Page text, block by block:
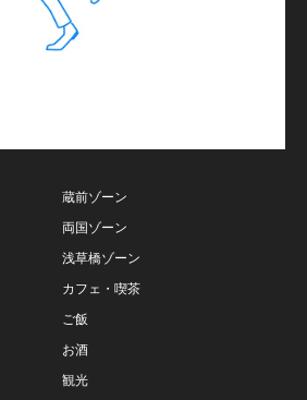
蔵前ゾーン
両国ゾーン
浅草橋ゾーン
カフェ・喫茶
ご飯
お酒
観光